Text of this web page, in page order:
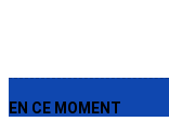
EN CE MOMENT